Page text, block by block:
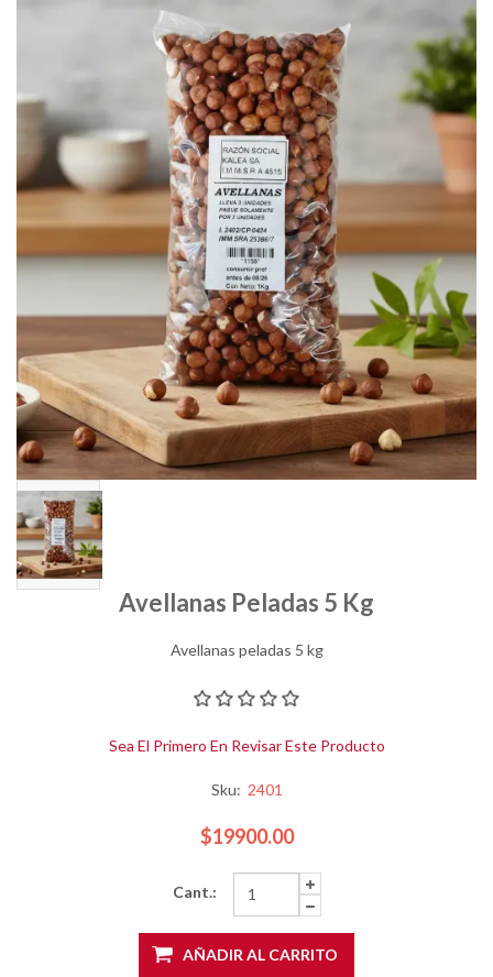
Avellanas Peladas 5 Kg
Avellanas peladas 5 kg
Sea El Primero En Revisar Este Producto
Sku: 2401
$19900.00
Cant.:
AÑADIR AL CARRITO